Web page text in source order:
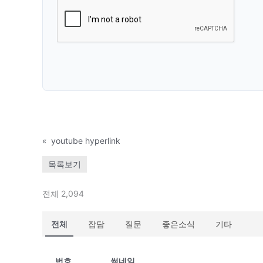
« youtube hyperlink
목록보기
전체 2,094
전체 잡담 질문 좋은소식 기타
번호 썸네일